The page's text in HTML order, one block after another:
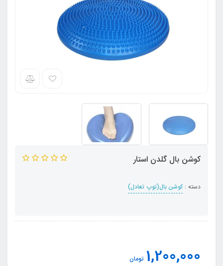
کوشن بال گلدن استار
دسته :کوشن بال(توپ تعادل)
1,200,000 تومان